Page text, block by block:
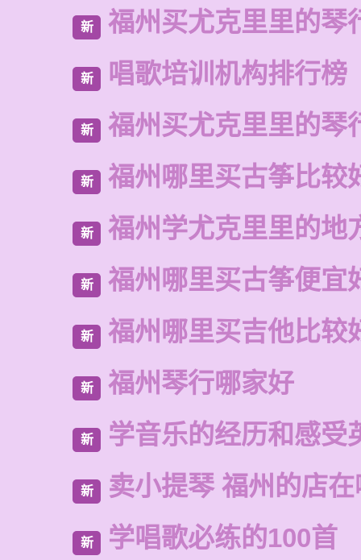
新 福州买尤克里里的琴
新 唱歌培训机构排行榜
新 福州买尤克里里的琴
新 福州哪里买古筝比较
新 福州学尤克里里的地
新 福州哪里买古筝便宜
新 福州哪里买吉他比较
新 福州琴行哪家好
新 学音乐的经历和感受
新 卖小提琴 福州的店
新 学唱歌必练的100首